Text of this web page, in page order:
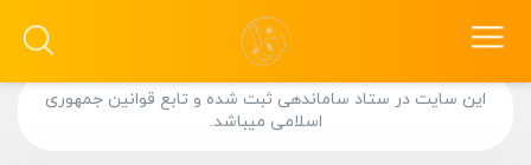
این سایت در ستاد ساماندهی ثبت شده و تابع قوانین جمهوری
اسلامی میباشد.